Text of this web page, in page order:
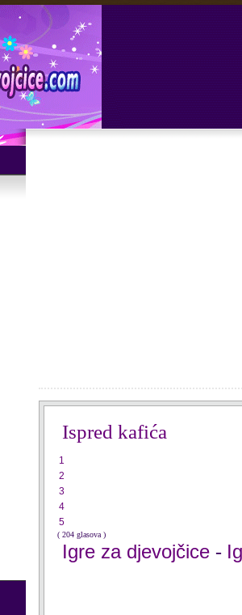
Ispred kafića
1
2
3
4
5
( 204 glasova )
Igre za djevojčice -